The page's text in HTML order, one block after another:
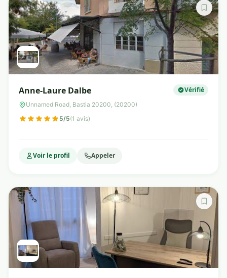
Anne-Laure Dalbe Vérifié
Unnamed Road, Bastia 20200, (20200)
5/5(1 avis)
Voir le profil Appeler